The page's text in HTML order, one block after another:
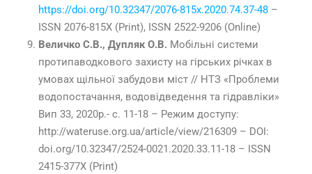
https://doi.org/10.32347/2076-815x.2020.74.37-48 –
ISSN 2076-815X (Print), ISSN 2522-9206 (Online)
Величко С.В., Дупляк О.В. Мобільні системи
протипаводкового захисту на гірських річках в
умовах щільної забудови міст // НТЗ «Проблеми
водопостачання, водовідведення та гідравліки»
Вип 33, 2020р.- с. 11-18 – Режим доступу:
http://wateruse.org.ua/article/view/216309 – DOI:
doi.org/10.32347/2524-0021.2020.33.11-18 – ISSN
2415-377Х (Print)